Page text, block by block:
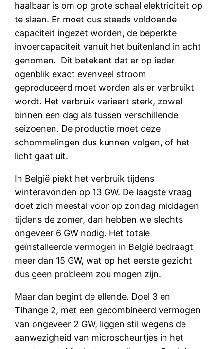
haalbaar is om op grote schaal elektriciteit op
te slaan. Er moet dus steeds voldoende
capaciteit ingezet worden, de beperkte
invoercapaciteit vanuit het buitenland in acht
genomen. Dit betekent dat er op ieder
ogenblik exact evenveel stroom
geproduceerd moet worden als er verbruikt
wordt. Het verbruik varieert sterk, zowel
binnen een dag als tussen verschillende
seizoenen. De productie moet deze
schommelingen dus kunnen volgen, of het
licht gaat uit.
In België piekt het verbruik tijdens
winteravonden op 13 GW. De laagste vraag
doet zich meestal voor op zondag middagen
tijdens de zomer, dan hebben we slechts
ongeveer 6 GW nodig. Het totale
geïnstalleerde vermogen in België bedraagt
meer dan 15 GW, wat op het eerste gezicht
dus geen probleem zou mogen zijn.
Maar dan begint de ellende. Doel 3 en
Tihange 2, met een gecombineerd vermogen
van ongeveer 2 GW, liggen stil wegens de
aanwezigheid van microscheurtjes in het